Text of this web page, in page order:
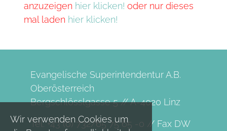
Wir verwenden Cookies um
anzuzeigen hier klicken! oder nur dieses
mal laden hier klicken!
Evangelische Superintendentur A.B.
Oberösterreich
Bergschlösslgasse 5 // A-4020 Linz
Tel. +43 (0) 732/65 75 65 -0 // Fax DW